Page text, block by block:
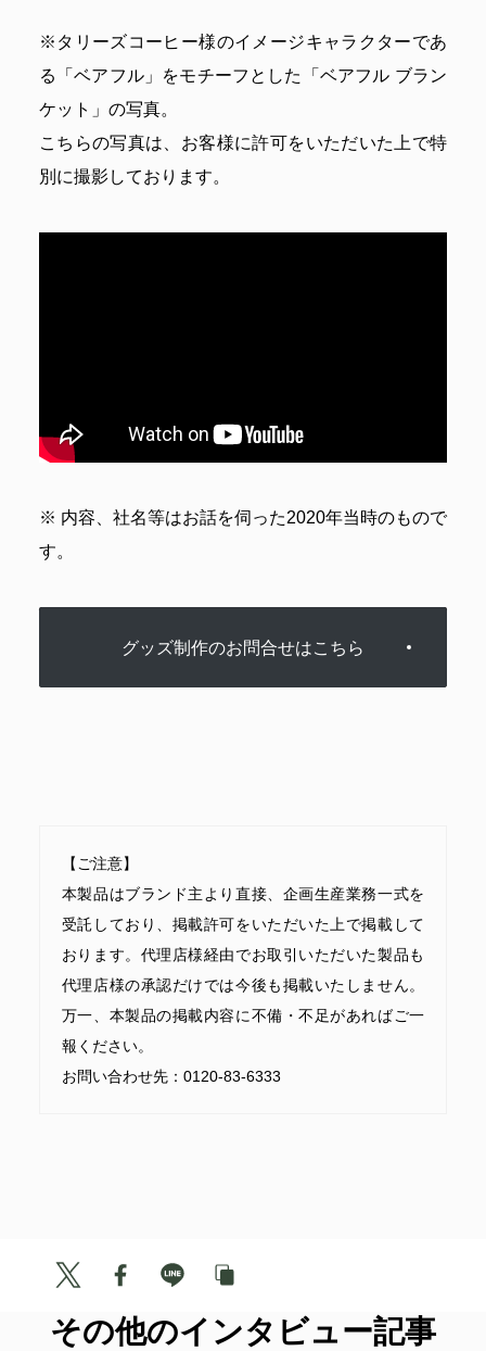
※タリーズコーヒー様のイメージキャラクターであ
る「ベアフル」をモチーフとした「ベアフル ブラン
ケット」の写真。
こちらの写真は、お客様に許可をいただいた上で特
別に撮影しております。
※ 内容、社名等はお話を伺った2020年当時のもので
す。
グッズ制作のお問合せはこちら
【ご注意】
本製品はブランド主より直接、企画生産業務一式を
受託しており、掲載許可をいただいた上で掲載して
おります。代理店様経由でお取引いただいた製品も
代理店様の承認だけでは今後も掲載いたしません。
万一、本製品の掲載内容に不備・不足があればご一
報ください。
お問い合わせ先： 0120-83-6333
その他のインタビュー記事